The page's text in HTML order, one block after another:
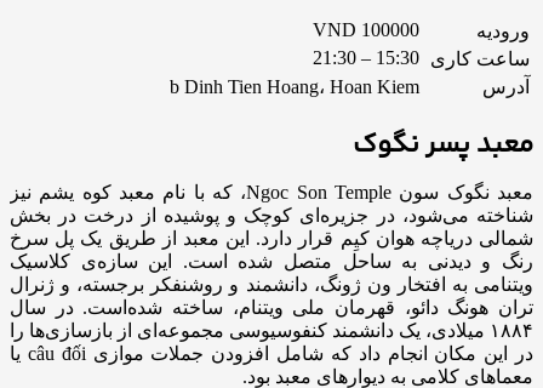
ورودیه
VND 100000
ساعت کاری 15:30 – 21:30
آدرس
b Dinh Tien Hoang، Hoan Kiem
معبد پسر نگوک
معبد نگوک سون Ngoc Son Temple، که با نام معبد کوه یشم نیز
شناخته می‌شود، در جزیره‌ای کوچک و پوشیده از درخت در بخش
شمالی دریاچه هوان کیِم قرار دارد. این معبد از طریق یک پل سرخ
رنگ و دیدنی به ساحل متصل شده است. این سازه‌ی کلاسیک
ویتنامی به افتخار ون ژونگ، دانشمند و روشنفکر برجسته، و ژنرال
تران هونگ دائو، قهرمان ملی ویتنام، ساخته شده‌است. در سال
۱۸۸۴ میلادی، یک دانشمند کنفوسیوسی مجموعه‌ای از بازسازی‌ها را
در این مکان انجام داد که شامل افزودن جملات موازی câu đối
یا
معماهای کلامی به دیوارهای معبد بود.